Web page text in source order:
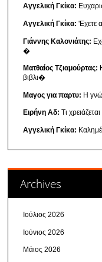
Αγγελική Γκίκα:
Αγγελική Γκίκα: 'Εχετε
Γιάννης Καλονιάτης:
�
Ματθαίος Τζιαμούρτας:
βιβλι�
Μαγος για παρτυ: Η
Ειρήνη Αδ: Τι
Αγγελική Γκίκα:
Archives
Ιούλιος 2026
Ιούνιος 2026
Μάιος 2026